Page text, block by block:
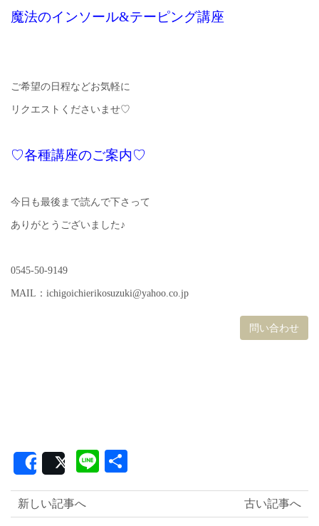
魔法のインソール&テーピング講座
ご希望の日程などお気軽に
リクエストくださいませ♡
♡各種講座のご案内♡
今日も最後まで読んで下さって
ありがとうございました♪
0545-50-9149
MAIL：ichigoichierikosuzuki@yahoo.co.jp
問い合わせ
SharePost Line
有
古い記事へ
新しい記事へ